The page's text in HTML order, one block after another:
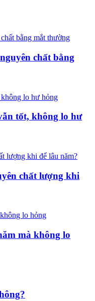
chất bằng
tốt, không lo hư
chất lượng khi
mà không lo